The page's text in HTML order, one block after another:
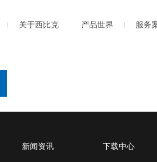
关于西比克 产品世界 服务
新闻资讯 下载中心